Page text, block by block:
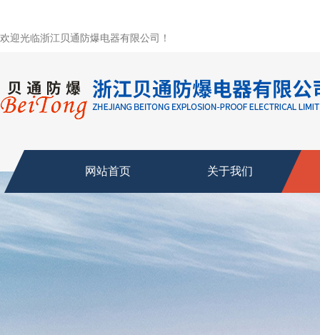
欢迎光临浙江贝通防爆电器有限公司！
网站首页 关于我们